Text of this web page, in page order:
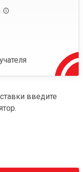
введите